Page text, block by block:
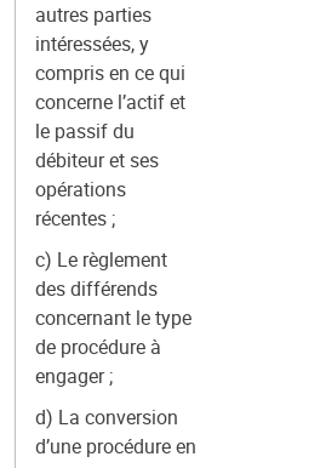
autres parties
intéressées, y
compris en ce qui
concerne l’actif et
le passif du
débiteur et ses
opérations
récentes ;
c) Le règlement
des différends
concernant le type
de procédure à
engager ;
d) La conversion
d’une procédure en